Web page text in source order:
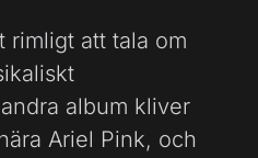
rimligt att tala om
album kliver
Ariel Pink, och